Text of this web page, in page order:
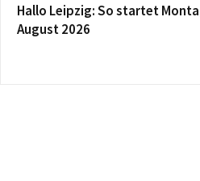
Hallo Leipzig: So startet
August 2026